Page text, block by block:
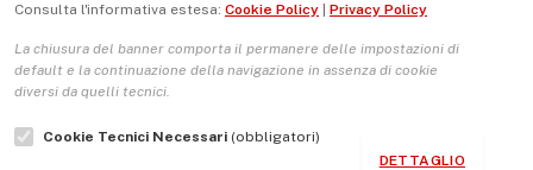
Le Copertine
L’Associazione
Indirizzo Socio Politico Culturale
Consulta l'informativa estesa: Cookie Policy Privacy Policy
La chiusura del banner comporta il permanere delle impostazioni di
default e la continuazione della navigazione in assenza di cookie
diversi da quelli tecnici.
Cookie Tecnici Necessari (obbligatori)
DETTAGLIO